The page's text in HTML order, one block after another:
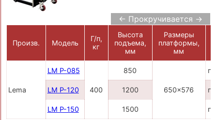
← Прокручивается →
Произв. Модель
Г/п,
кг
Высота
подъема,
мм
Размеры
платформы,
мм
Lema
LM P-085
400
850
650x576
LM P-120 1200
LM P-150 1500